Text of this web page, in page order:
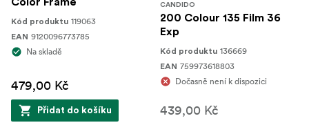
Kód produktu 119063
EAN 9120096773785
Na skladě
479,00 Kč
Přidat do košíku
CANDIDO
200 Colour 135 Film 36
Exp
Kód produktu 136669
EAN 759973618803
Dočasně není k dispozici
439,00 Kč